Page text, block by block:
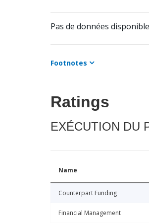
Pas de données
Footnotes
Ratings
EXÉCUTION DU
Name
Counterpart Funding
Financial Management